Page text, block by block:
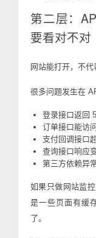
第二层：
要看对不对
网站能打开，不代
很多问题发生在
登录接口返回
订单接口能访
支付回调接口超
查询接口响应变
第三方依赖异
如果只做网站监
是一些页面有缓
了。